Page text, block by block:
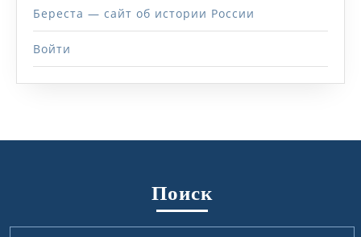
Береста — сайт об истории России
Войти
Поиск